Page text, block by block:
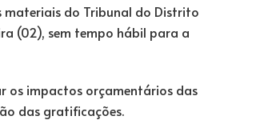
materiais do Tribunal do Distrito
(02), sem tempo hábil para a
os impactos orçamentários das
das gratificações.